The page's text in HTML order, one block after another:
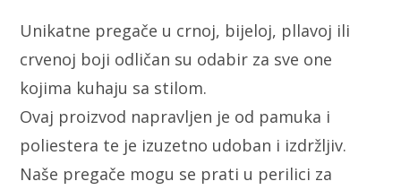
Unikatne pregače u crnoj, bijeloj, pllavoj ili
crvenoj boji odličan su odabir za sve one
kojima kuhaju sa stilom.
Ovaj proizvod napravljen je od pamuka i
poliestera te je izuzetno udoban i izdržljiv.
Naše pregače mogu se prati u perilici za